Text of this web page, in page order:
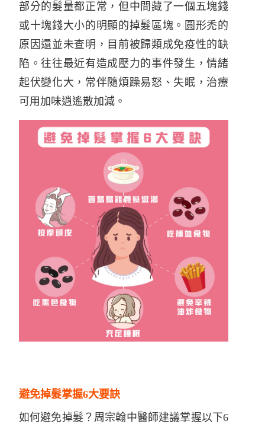
部分的髮量都正常，但中間藏了一個五塊錢
或十塊錢大小的明顯的掉髮區塊。圓形禿的
原因還並未查明，目前被歸類成免疫性的缺
陷。往往最近有造成壓力的事件發生，情緒
起伏變化大，常伴隨煩躁易怒、失眠，治療
可用加味逍遙散加減。
避免掉髮掌握6大要訣
如何避免掉髮？周宗翰中醫師建議掌握以下6